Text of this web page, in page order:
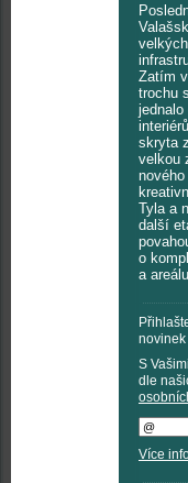
Zatím
trochu
skryta
velkou
Tyla a
další
o
a
novinek
S
dle
Více